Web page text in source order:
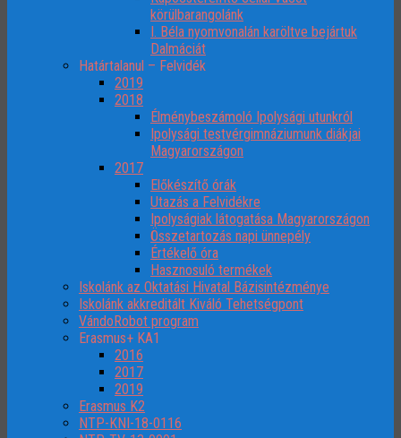
körülbarangolánk
I. Béla nyomvonalán karöltve bejártuk
Dalmáciát
Határtalanul – Felvidék
2019
2018
Élménybeszámoló Ipolysági utunkról
Ipolysági testvérgimnáziumunk diákjai
Magyarországon
2017
Előkészítő órák
Utazás a Felvidékre
Ipolyságiak látogatása Magyarországon
Összetartozás napi ünnepély
Értékelő óra
Hasznosuló termékek
Iskolánk az Oktatási Hivatal Bázisintézménye
Iskolánk akkreditált Kiváló Tehetségpont
VándoRobot program
Erasmus+ KA1
2016
2017
2019
Erasmus K2
NTP-KNI-18-0116